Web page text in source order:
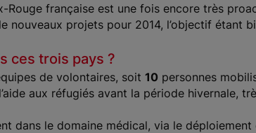
Rouge française est une fois encore très
nouveaux projets pour 2014, l’objectif étant
ces trois pays ?
de volontaires, soit 10 personnes
aux réfugiés avant la période hivernale,
dans le domaine médical, via le déploiement